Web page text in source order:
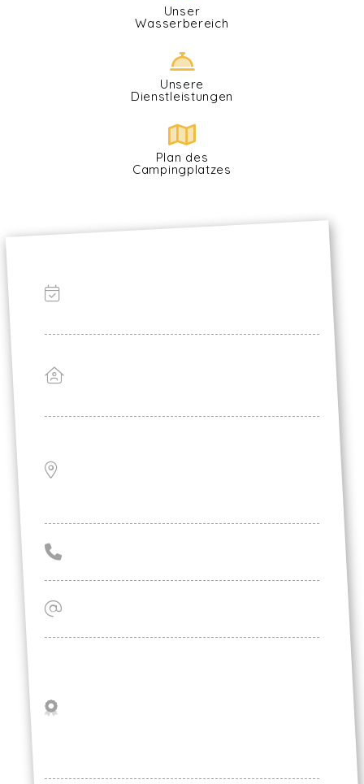
Unser
Wasserbereich
Unsere
Dienstleistungen
Plan des
Campingplatzes